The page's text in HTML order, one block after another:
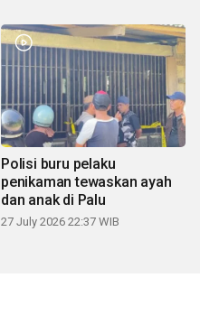
Polisi buru pelaku
penikaman tewaskan ayah
dan anak di Palu
27 July 2026 22:37 WIB